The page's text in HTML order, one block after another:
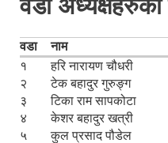
वडा अध्यक्षहरुको
वडा नाम
१
हरि नारायण चौधरी
२
टेक बहादुर गुरुङ्ग
३
टिका राम सापकोटा
४
केशर बहादुर खत्री
५
कुल प्रसाद पौडेल